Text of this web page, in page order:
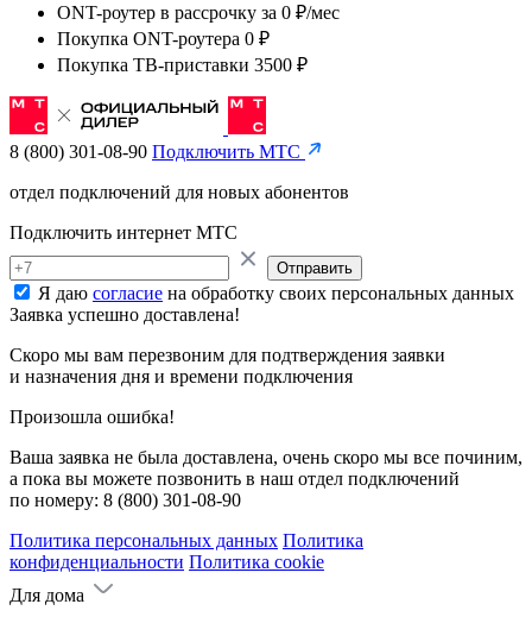
ONT-роутер в рассрочку за 0 ₽/мес
Покупка ONT-роутера 0 ₽
Покупка ТВ-приставки 3500 ₽
8 (800) 301-08-90 Подключить МТС
отдел подключений для новых абонентов
Подключить интернет МТС
Отправить
Я даю согласие на обработку своих персональных данных
Заявка успешно доставлена!
Скоро мы вам перезвоним для подтверждения заявки
и назначения дня и времени подключения
Произошла ошибка!
Ваша заявка не была доставлена, очень скоро мы все починим,
а пока вы можете позвонить в наш отдел подключений
по номеру: 8 (800) 301-08-90
Политика персональных данных Политика
конфиденциальности Политика cookie
Для дома